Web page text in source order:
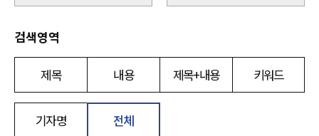
검색영역
제목 내용 제목+내용 키워드
기자명 전체